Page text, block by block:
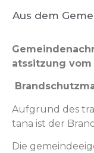
Aus dem
atssitzung vom
Auf­grund des
tana ist der
Die